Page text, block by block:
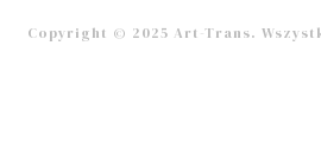
Copyright © 2025 Art-Trans.